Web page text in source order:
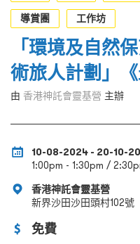
導賞團 工作坊
「環境及自然
術旅人計劃」
由 香港神託會靈基營 主辦
10-08-2024 - 20-10-
1:00pm - 1:30pm /
香港神託會靈基營
新界沙田沙田頭村102號
免費